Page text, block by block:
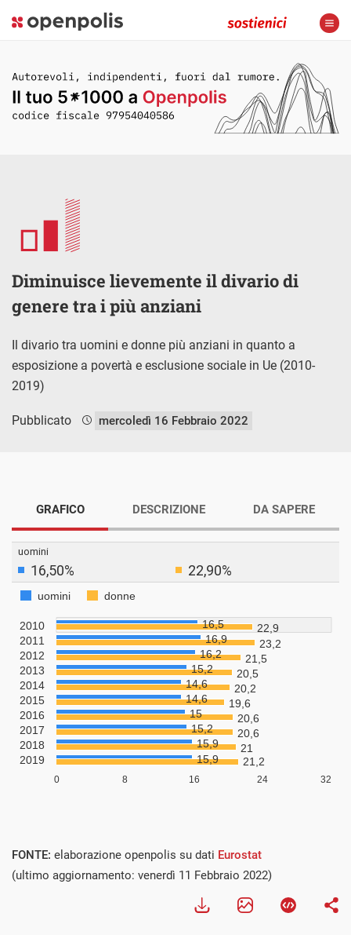
Diminuisce lievemente il divario di
genere tra i più anziani
Il divario tra uomini e donne più anziani in quanto a
esposizione a povertà e esclusione sociale in Ue (2010-
2019)
Pubblicato mercoledì 16 Febbraio 2022
GRAFICO DESCRIZIONE DA SAPERE
FONTE: elaborazione openpolis su dati Eurostat
(ultimo aggiornamento: venerdì 11 Febbraio 2022)